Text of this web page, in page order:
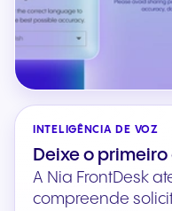
INTELIGÊNCIA DE VOZ
Deixe o
A Nia FrontDesk
compreende